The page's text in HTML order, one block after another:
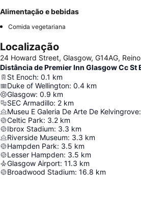
Alimentação e bebidas
Comida vegetariana
Localização
24 Howard Street, Glasgow, G14AG,
Distância de Premier Inn Glasgow Cc St
St Enoch: 0.1 km
Duke of Wellington: 0.4 km
Glasgow: 0.9 km
SEC Armadillo: 2 km
Museu E Galeria De Arte De Kelvingrove:
Celtic Park: 3.2 km
Ibrox Stadium: 3.3 km
Riverside Museum: 3.3 km
Hampden Park: 3.5 km
Lesser Hampden: 3.5 km
Glasgow Airport: 11.3 km
Broadwood Stadium: 16.8 km